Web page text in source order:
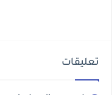
تعليقات